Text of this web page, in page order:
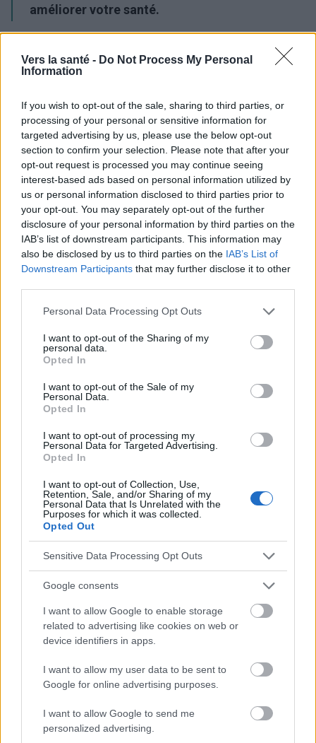
Vers la santé - Do Not Process My Personal
Information
If you wish to opt-out of the sale, sharing to third parties, or
processing of your personal or sensitive information for
targeted advertising by us, please use the below opt-out
section to confirm your selection. Please note that after your
opt-out request is processed you may continue seeing
interest-based ads based on personal information utilized by
us or personal information disclosed to third parties prior to
your opt-out. You may separately opt-out of the further
disclosure of your personal information by third parties on the
IAB’s list of downstream participants. This information may
also be disclosed by us to third parties on the IAB’s List of
Downstream Participants that may further disclose it to other
Please note that this website/app uses one or more Google
not limited to your visit or usage behaviour. You may click to
grant or deny consent to Google and its third-party tags to
use your data for below specified purposes in below Google
consent section.
Personal Data Processing Opt Outs
I want to opt-out of the Sharing of my
personal data.
Opted In
I want to opt-out of the Sale of my
Personal Data.
Opted In
I want to opt-out of processing my
Personal Data for Targeted Advertising.
Opted In
I want to opt-out of Collection, Use,
Retention, Sale, and/or Sharing of my
Personal Data that Is Unrelated with the
Purposes for which it was collected.
Opted Out
Sensitive Data Processing Opt Outs
Google consents
I want to allow Google to enable storage
related to advertising like cookies on web or
device identifiers in apps.
I want to allow my user data to be sent to
Google for online advertising purposes.
I want to allow Google to send me
personalized advertising.
améliorer votre santé.
Utile? Partagez-le sur Facebook!
Vous voulez rester informé ? Suivez-
oogle
EN RAPPORT
Erreurs nutritionnelles Healthy-diet Immunité
Probiotiques Problèmes d'immunité
Produits pour renforcer l'immunité
Supplémentation Système immunitaire
Voir aussi en english deutsch español polskim
Le contenu et les documents de ce site Web sont éducatifs et
informatifs. L'éditeur et les éditeurs du site ne sont pas
conseils et astuces contenus dans le site, vous devez
absolument consulter votre médecin.